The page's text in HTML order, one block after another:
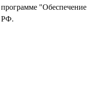
программе
РФ.